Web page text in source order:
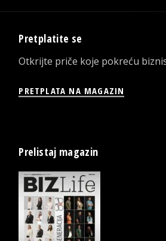
Pretplatite se
Otkrijte priče koje pokreću
PRETPLATA NA MAGAZIN
Prelistaj magazin